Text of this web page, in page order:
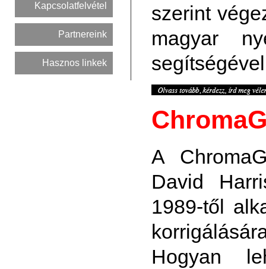
Kapcsolatfelvétel
Partnereink
Hasznos linkek
szerint
magyar
A
David
1989-től
Hogyan